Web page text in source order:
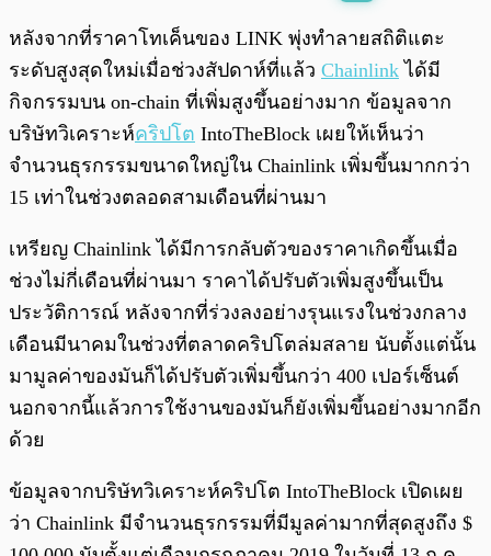
พร้อมเล่น 0:00 /
หลังจากที่ราคาโทเค็นของ LINK พุ่งทำลายสถิติแตะ
ระดับสูงสุดใหม่เมื่อช่วงสัปดาห์ที่แล้ว Chainlink ได้มี
กิจกรรมบน on-chain ที่เพิ่มสูงขึ้นอย่างมาก ข้อมูลจาก
บริษัทวิเคราะห์คริปโต IntoTheBlock เผยให้เห็นว่า
จำนวนธุรกรรมขนาดใหญ่ใน Chainlink เพิ่มขึ้นมากกว่า
15 เท่าในช่วงตลอดสามเดือนที่ผ่านมา
เหรียญ Chainlink ได้มีการกลับตัวของราคาเกิดขึ้นเมื่อ
ช่วงไม่กี่เดือนที่ผ่านมา ราคาได้ปรับตัวเพิ่มสูงขึ้นเป็น
ประวัติการณ์ หลังจากที่ร่วงลงอย่างรุนแรงในช่วงกลาง
เดือนมีนาคมในช่วงที่ตลาดคริปโตล่มสลาย นับตั้งแต่นั้น
มามูลค่าของมันก็ได้ปรับตัวเพิ่มขึ้นกว่า 400 เปอร์เซ็นต์
นอกจากนี้แล้วการใช้งานของมันก็ยังเพิ่มขึ้นอย่างมากอีก
ด้วย
ข้อมูลจากบริษัทวิเคราะห์คริปโต IntoTheBlock เปิดเผย
ว่า Chainlink มีจำนวนธุรกรรมที่มีมูลค่ามากที่สุดสูงถึง $